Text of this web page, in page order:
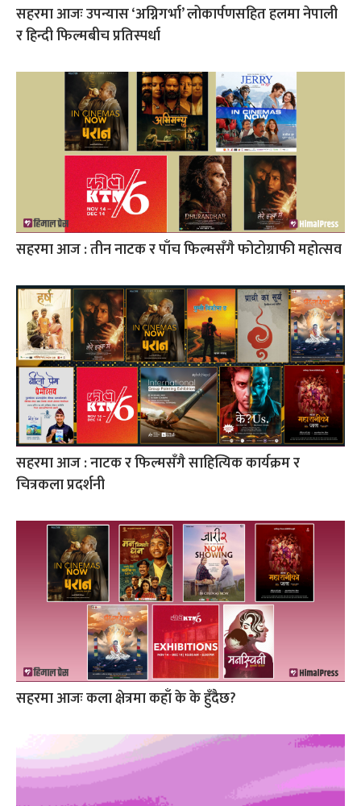
सहरमा आजः उपन्यास ‘अग्निगर्भा’ लोकार्पणसहित हलमा नेपाली
र हिन्दी फिल्मबीच प्रतिस्पर्धा
सहरमा आज : तीन नाटक र पाँच फिल्मसँगै फोटोग्राफी महोत्सव
सहरमा आज : नाटक र फिल्मसँगै साहित्यिक कार्यक्रम र
चित्रकला प्रदर्शनी
सहरमा आजः कला क्षेत्रमा कहाँ के के हुँदैछ?